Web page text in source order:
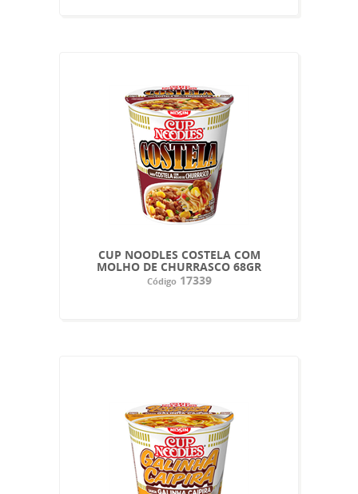
CUP NOODLES COSTELA COM
MOLHO DE CHURRASCO 68GR
Código17339